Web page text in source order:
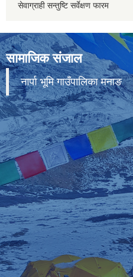
सेवाग्राही सन्तुष्टि सर्वेक्षण फारम
सामाजिक संजाल
नार्पा भूमि गाउँपालिका मनाङ